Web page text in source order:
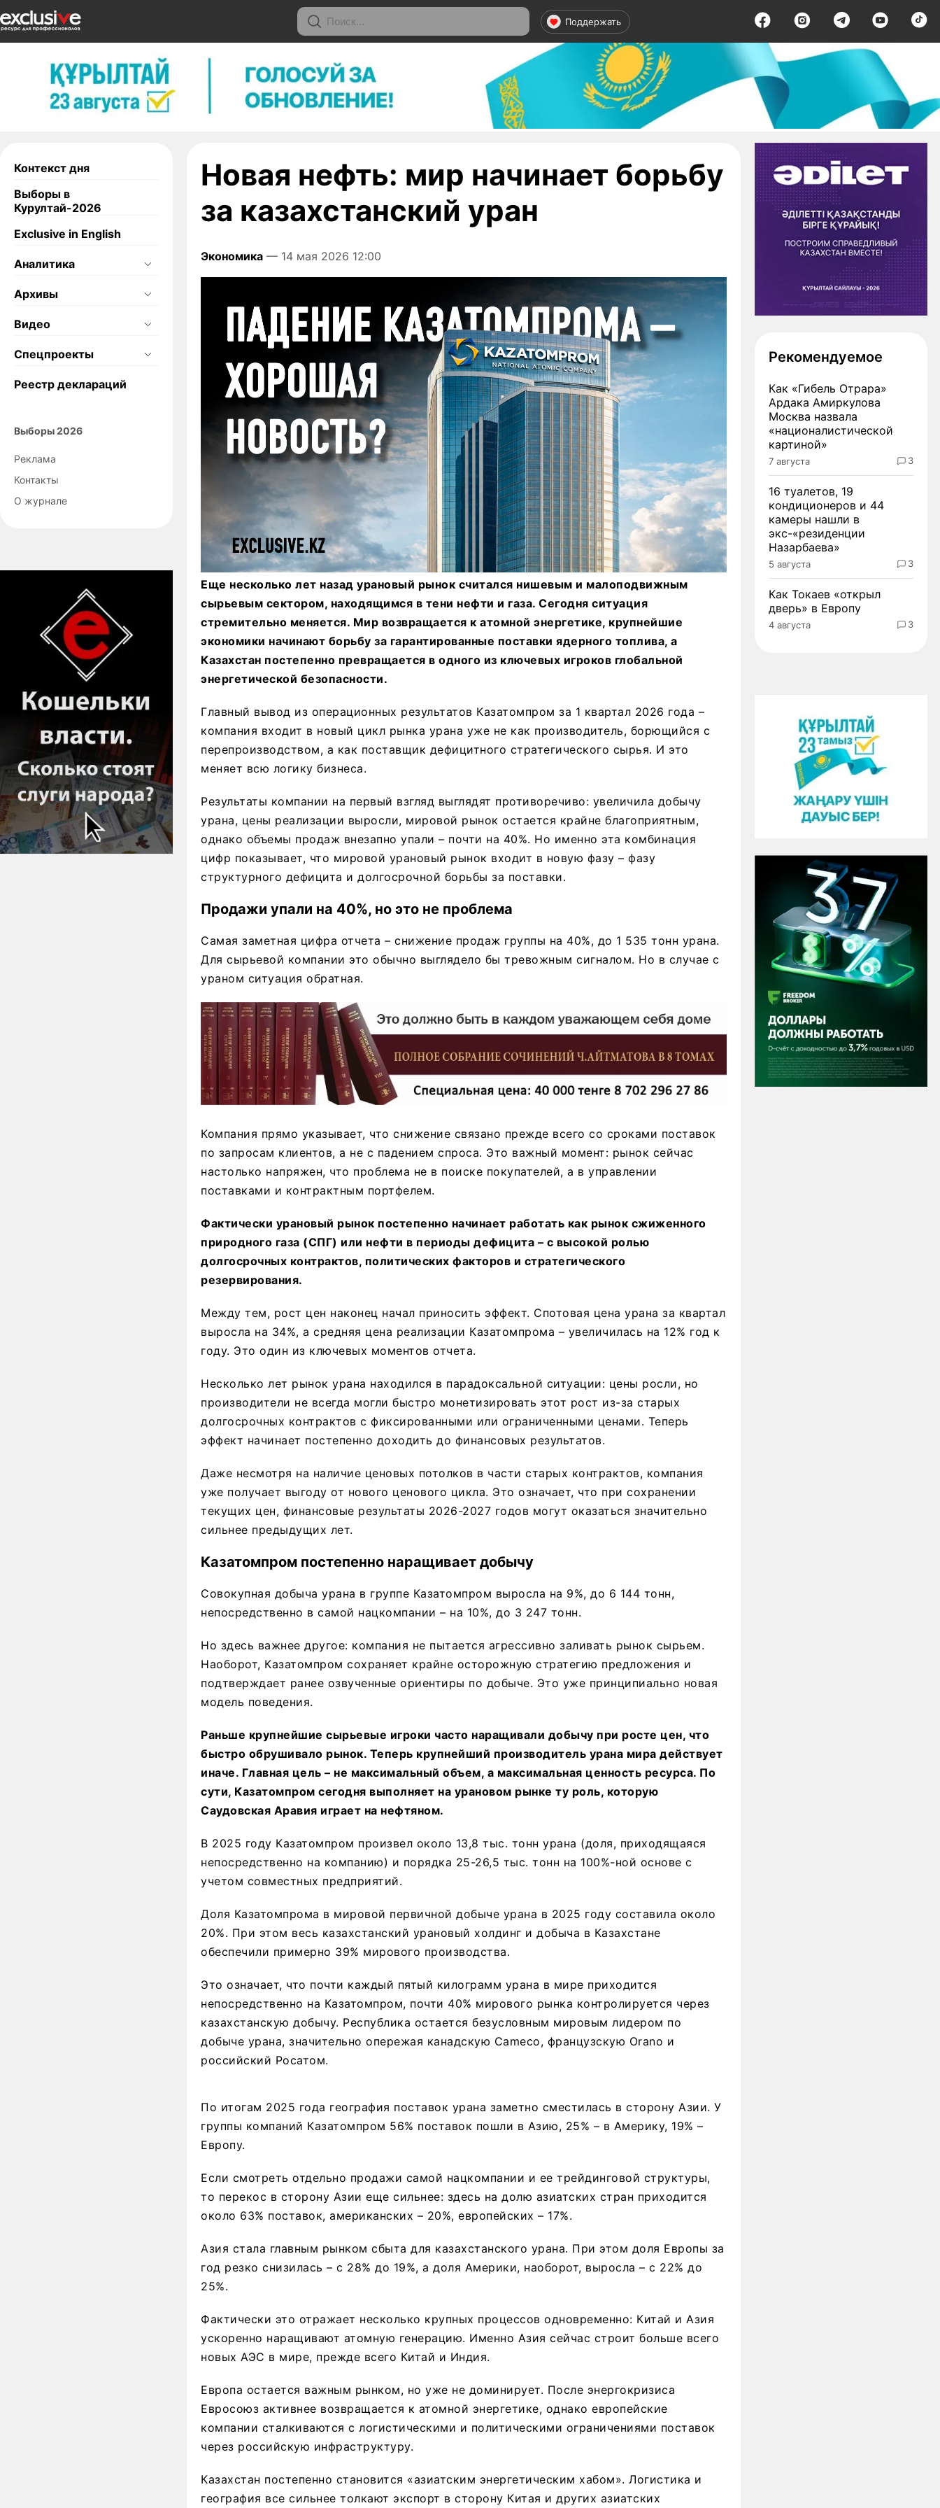
Поддержать
Контекст дня
Выборы в
Курултай-2026
Exclusive in English
Аналитика
Архивы
Видео
Спецпроекты
Реестр деклараций
Выборы 2026
Реклама
Контакты
О журнале
Новая нефть: мир начинает борьбу
за казахстанский уран
Экономика — 14 мая 2026 12:00
Еще несколько лет назад урановый рынок считался нишевым и малоподвижным
сырьевым сектором, находящимся в тени нефти и газа. Сегодня ситуация
стремительно меняется. Мир возвращается к атомной энергетике, крупнейшие
экономики начинают борьбу за гарантированные поставки ядерного топлива, а
Казахстан постепенно превращается в одного из ключевых игроков глобальной
энергетической безопасности.
Главный вывод из операционных результатов Казатомпром за 1 квартал 2026 года –
компания входит в новый цикл рынка урана уже не как производитель, борющийся с
перепроизводством, а как поставщик дефицитного стратегического сырья. И это
меняет всю логику бизнеса.
Результаты компании на первый взгляд выглядят противоречиво: увеличила добычу
урана, цены реализации выросли, мировой рынок остается крайне благоприятным,
однако объемы продаж внезапно упали – почти на 40%. Но именно эта комбинация
цифр показывает, что мировой урановый рынок входит в новую фазу – фазу
структурного дефицита и долгосрочной борьбы за поставки.
Продажи упали на 40%, но это не проблема
Самая заметная цифра отчета – снижение продаж группы на 40%, до 1 535 тонн урана.
Для сырьевой компании это обычно выглядело бы тревожным сигналом. Но в случае с
ураном ситуация обратная.
Компания прямо указывает, что снижение связано прежде всего со сроками поставок
по запросам клиентов, а не с падением спроса. Это важный момент: рынок сейчас
настолько напряжен, что проблема не в поиске покупателей, а в управлении
поставками и контрактным портфелем.
Фактически урановый рынок постепенно начинает работать как рынок сжиженного
природного газа (СПГ) или нефти в периоды дефицита – с высокой ролью
долгосрочных контрактов, политических факторов и стратегического
резервирования.
Между тем, рост цен наконец начал приносить эффект. Спотовая цена урана за квартал
выросла на 34%, а средняя цена реализации Казатомпрома – увеличилась на 12% год к
году. Это один из ключевых моментов отчета.
Несколько лет рынок урана находился в парадоксальной ситуации: цены росли, но
производители не всегда могли быстро монетизировать этот рост из-за старых
долгосрочных контрактов с фиксированными или ограниченными ценами. Теперь
эффект начинает постепенно доходить до финансовых результатов.
Даже несмотря на наличие ценовых потолков в части старых контрактов, компания
уже получает выгоду от нового ценового цикла. Это означает, что при сохранении
текущих цен, финансовые результаты 2026-2027 годов могут оказаться значительно
сильнее предыдущих лет.
Казатомпром постепенно наращивает добычу
Совокупная добыча урана в группе Казатомпром выросла на 9%, до 6 144 тонн,
непосредственно в самой нацкомпании – на 10%, до 3 247 тонн.
Но здесь важнее другое: компания не пытается агрессивно заливать рынок сырьем.
Наоборот, Казатомпром сохраняет крайне осторожную стратегию предложения и
подтверждает ранее озвученные ориентиры по добыче. Это уже принципиально новая
модель поведения.
Раньше крупнейшие сырьевые игроки часто наращивали добычу при росте цен, что
быстро обрушивало рынок. Теперь крупнейший производитель урана мира действует
иначе. Главная цель – не максимальный объем, а максимальная ценность ресурса. По
сути, Казатомпром сегодня выполняет на урановом рынке ту роль, которую
Саудовская Аравия играет на нефтяном.
В 2025 году Казатомпром произвел около 13,8 тыс. тонн урана (доля, приходящаяся
непосредственно на компанию) и порядка 25-26,5 тыс. тонн на 100%-ной основе с
учетом совместных предприятий.
Доля Казатомпрома в мировой первичной добыче урана в 2025 году составила около
20%. При этом весь казахстанский урановый холдинг и добыча в Казахстане
обеспечили примерно 39% мирового производства.
Это означает, что почти каждый пятый килограмм урана в мире приходится
непосредственно на Казатомпром, почти 40% мирового рынка контролируется через
казахстанскую добычу. Республика остается безусловным мировым лидером по
добыче урана, значительно опережая канадскую Cameco, французскую Orano и
российский Росатом.
По итогам 2025 года география поставок урана заметно сместилась в сторону Азии. У
группы компаний Казатомпром 56% поставок пошли в Азию, 25% – в Америку, 19% –
Европу.
Если смотреть отдельно продажи самой нацкомпании и ее трейдинговой структуры,
то перекос в сторону Азии еще сильнее: здесь на долю азиатских стран приходится
около 63% поставок, американских – 20%, европейских – 17%.
Азия стала главным рынком сбыта для казахстанского урана. При этом доля Европы за
год резко снизилась – с 28% до 19%, а доля Америки, наоборот, выросла – с 22% до
25%.
Фактически это отражает несколько крупных процессов одновременно: Китай и Азия
ускоренно наращивают атомную генерацию. Именно Азия сейчас строит больше всего
новых АЭС в мире, прежде всего Китай и Индия.
Европа остается важным рынком, но уже не доминирует. После энергокризиса
Евросоюз активнее возвращается к атомной энергетике, однако европейские
компании сталкиваются с логистическими и политическими ограничениями поставок
через российскую инфраструктуру.
Казахстан постепенно становится «азиатским энергетическим хабом». Логистика и
география все сильнее толкают экспорт в сторону Китая и других азиатских
Рекомендуемое
Как «Гибель Отрара»
Ардака Амиркулова
Москва назвала
«националистической
картиной»
7 августа 3
16 туалетов, 19
кондиционеров и 44
камеры нашли в
экс-«резиденции
Назарбаева»
5 августа 3
Как Токаев «открыл
дверь» в Европу
4 августа 3